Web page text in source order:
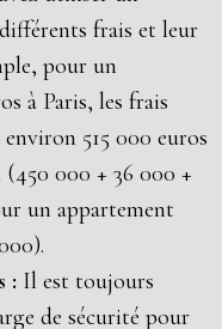
frais et leur
pour un
à Paris, les frais
515 000 euros
000 + 36 000 +
un appartement
: Il est toujours
de sécurité pour